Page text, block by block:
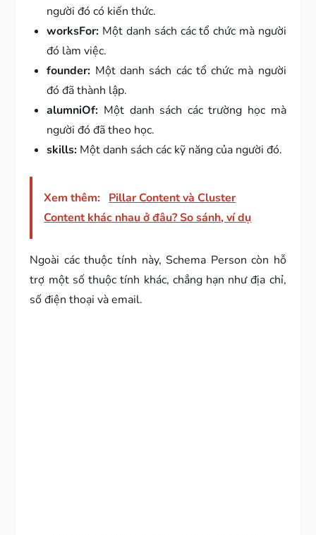
người đó có kiến ​​thức.
worksFor: Một danh sách các tổ chức mà người
đó làm việc.
founder: Một danh sách các tổ chức mà người
đó đã thành lập.
alumniOf: Một danh sách các trường học mà
người đó đã theo học.
skills: Một danh sách các kỹ năng của người đó.
Xem thêm: Pillar Content và Cluster
Content khác nhau ở đâu? So sánh, ví dụ
Ngoài các thuộc tính này, Schema Person còn hỗ
trợ một số thuộc tính khác, chẳng hạn như địa chỉ,
số điện thoại và email.